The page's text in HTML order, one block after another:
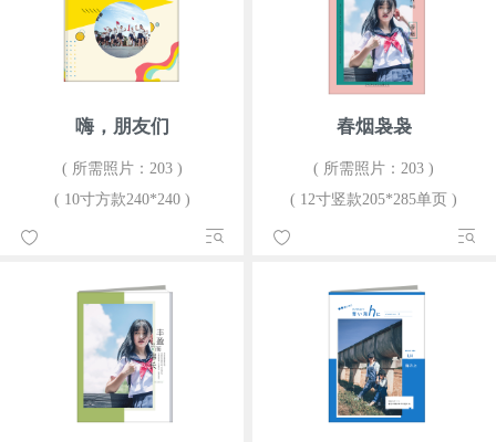
嗨，朋友们
( 所需照片：203 )
( 10寸方款240*240 )
春烟袅袅
( 所需照片：203 )
( 12寸竖款205*285单页 )